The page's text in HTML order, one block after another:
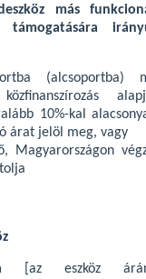
más
(alcsoportba)
10%-kal
árat jelöl meg, vagy
Magyarországon
[az eszköz